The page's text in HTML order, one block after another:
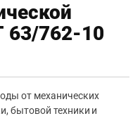
63/762-10
от механических
бытовой техники и